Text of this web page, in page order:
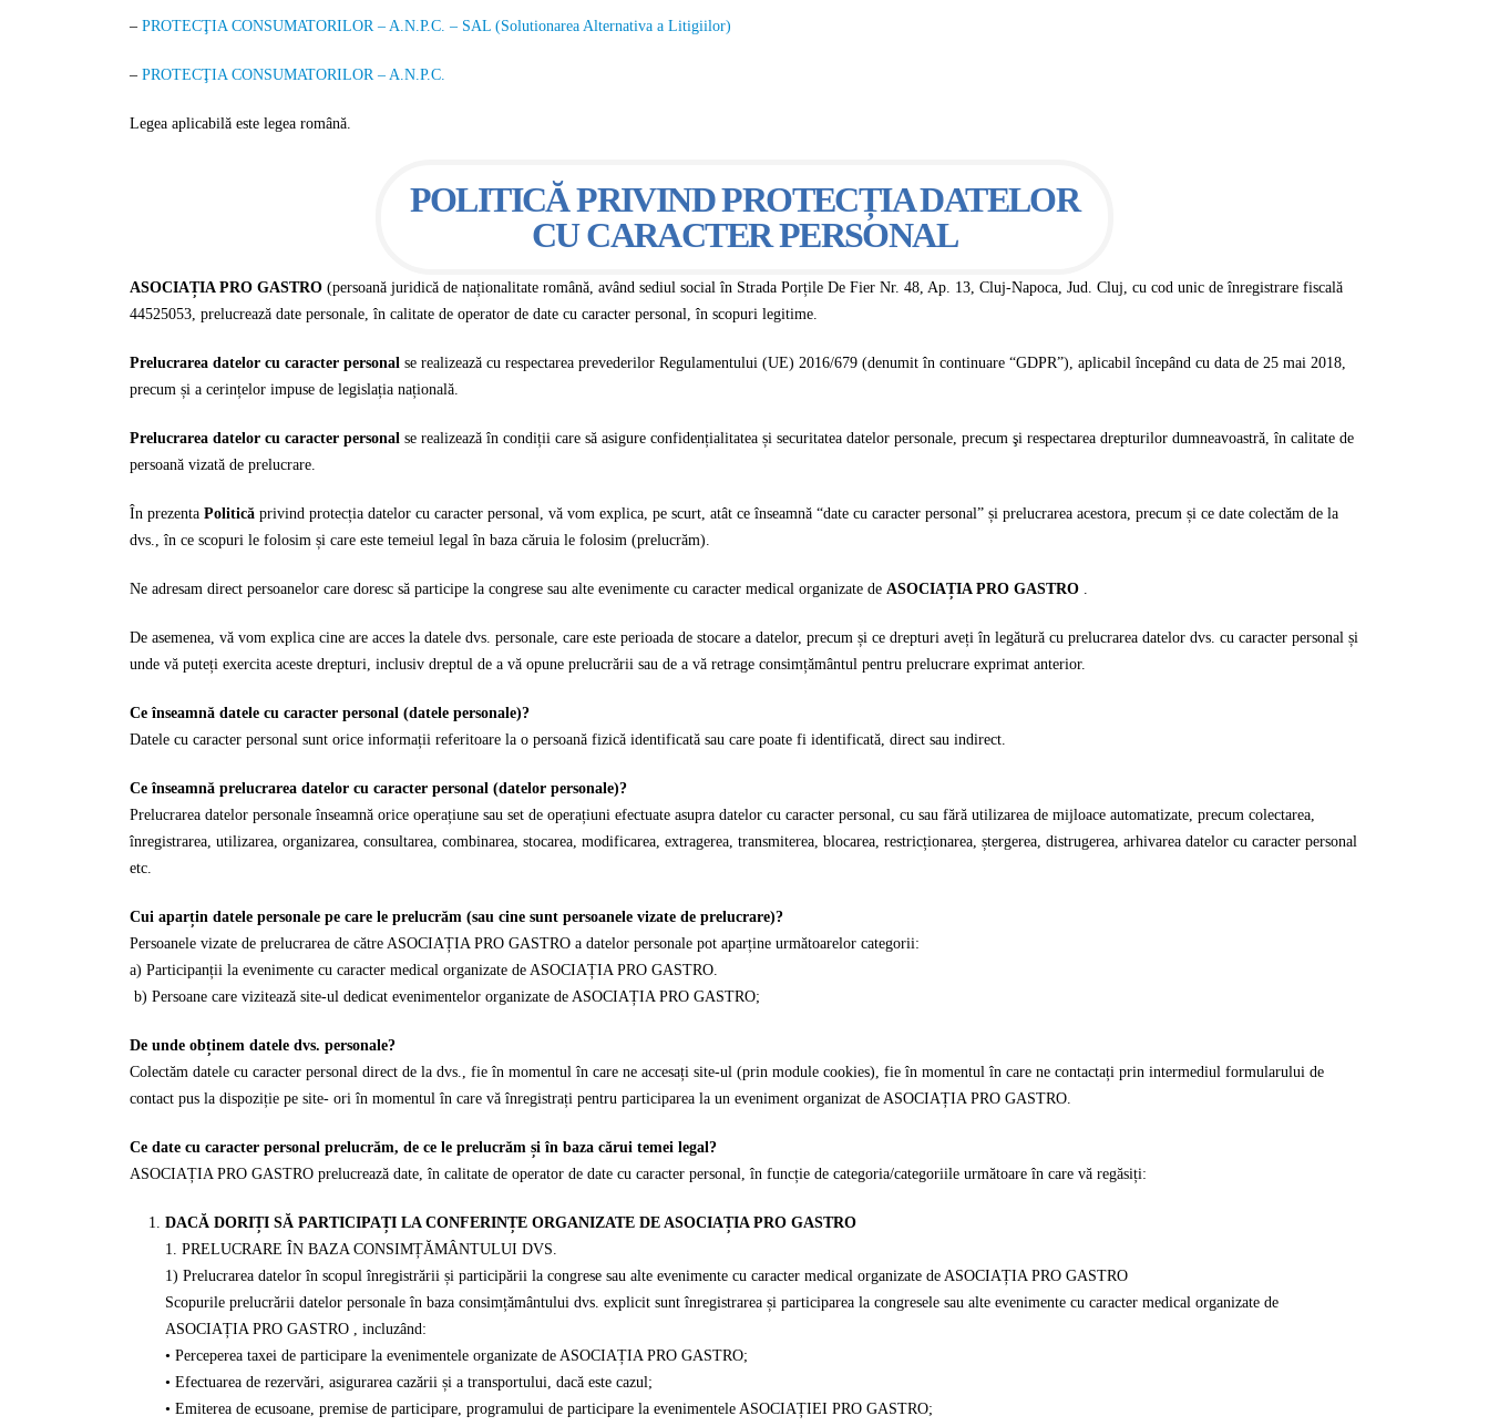
– PROTECŢIA CONSUMATORILOR – A.N.P.C. – SAL (Solutionarea Alternativa a Litigiilor)
– PROTECŢIA CONSUMATORILOR – A.N.P.C.
Legea aplicabilă este legea română.
POLITICĂ PRIVIND PROTECȚIA DATELOR
CU CARACTER PERSONAL
ASOCIAȚIA PRO GASTRO (persoană juridică de naționalitate română, având sediul social în Strada Porțile De Fier Nr. 48, Ap. 13, Cluj-Napoca, Jud. Cluj, cu cod unic de înregistrare fiscală
44525053, prelucrează date personale, în calitate de operator de date cu caracter personal, în scopuri legitime.
Prelucrarea datelor cu caracter personal se realizează cu respectarea prevederilor Regulamentului (UE) 2016/679 (denumit în continuare “GDPR”), aplicabil începând cu data de 25 mai 2018,
precum și a cerințelor impuse de legislația națională.
Prelucrarea datelor cu caracter personal se realizează în condiții care să asigure confidențialitatea și securitatea datelor personale, precum şi respectarea drepturilor dumneavoastră, în calitate de
persoană vizată de prelucrare.
În prezenta Politică privind protecția datelor cu caracter personal, vă vom explica, pe scurt, atât ce înseamnă “date cu caracter personal” și prelucrarea acestora, precum și ce date colectăm de la
dvs., în ce scopuri le folosim și care este temeiul legal în baza căruia le folosim (prelucrăm).
Ne adresam direct persoanelor care doresc să participe la congrese sau alte evenimente cu caracter medical organizate de ASOCIAȚIA PRO GASTRO .
De asemenea, vă vom explica cine are acces la datele dvs. personale, care este perioada de stocare a datelor, precum și ce drepturi aveți în legătură cu prelucrarea datelor dvs. cu caracter personal și
unde vă puteți exercita aceste drepturi, inclusiv dreptul de a vă opune prelucrării sau de a vă retrage consimțământul pentru prelucrare exprimat anterior.
Ce înseamnă datele cu caracter personal (datele personale)?
Datele cu caracter personal sunt orice informații referitoare la o persoană fizică identificată sau care poate fi identificată, direct sau indirect.
Ce înseamnă prelucrarea datelor cu caracter personal (datelor personale)?
Prelucrarea datelor personale înseamnă orice operațiune sau set de operațiuni efectuate asupra datelor cu caracter personal, cu sau fără utilizarea de mijloace automatizate, precum colectarea,
înregistrarea, utilizarea, organizarea, consultarea, combinarea, stocarea, modificarea, extragerea, transmiterea, blocarea, restricționarea, ștergerea, distrugerea, arhivarea datelor cu caracter personal
etc.
Cui aparțin datele personale pe care le prelucrăm (sau cine sunt persoanele vizate de prelucrare)?
Persoanele vizate de prelucrarea de către ASOCIAȚIA PRO GASTRO a datelor personale pot aparține următoarelor categorii:
a) Participanții la evenimente cu caracter medical organizate de ASOCIAȚIA PRO GASTRO.
b) Persoane care vizitează site-ul dedicat evenimentelor organizate de ASOCIAȚIA PRO GASTRO;
De unde obținem datele dvs. personale?
Colectăm datele cu caracter personal direct de la dvs., fie în momentul în care ne accesați site-ul (prin module cookies), fie în momentul în care ne contactați prin intermediul formularului de
contact pus la dispoziție pe site- ori în momentul în care vă înregistrați pentru participarea la un eveniment organizat de ASOCIAȚIA PRO GASTRO.
Ce date cu caracter personal prelucrăm, de ce le prelucrăm și în baza cărui temei legal?
ASOCIAȚIA PRO GASTRO prelucrează date, în calitate de operator de date cu caracter personal, în funcție de categoria/categoriile următoare în care vă regăsiți:
DACĂ DORIȚI SĂ PARTICIPAȚI LA CONFERINȚE ORGANIZATE DE ASOCIAȚIA PRO GASTRO
1. PRELUCRARE ÎN BAZA CONSIMȚĂMÂNTULUI DVS.
1) Prelucrarea datelor în scopul înregistrării și participării la congrese sau alte evenimente cu caracter medical organizate de ASOCIAȚIA PRO GASTRO
Scopurile prelucrării datelor personale în baza consimțământului dvs. explicit sunt înregistrarea și participarea la congresele sau alte evenimente cu caracter medical organizate de
ASOCIAȚIA PRO GASTRO , incluzând:
• Perceperea taxei de participare la evenimentele organizate de ASOCIAȚIA PRO GASTRO;
• Efectuarea de rezervări, asigurarea cazării și a transportului, dacă este cazul;
• Emiterea de ecusoane, premise de participare, programului de participare la evenimentele ASOCIAȚIEI PRO GASTRO;